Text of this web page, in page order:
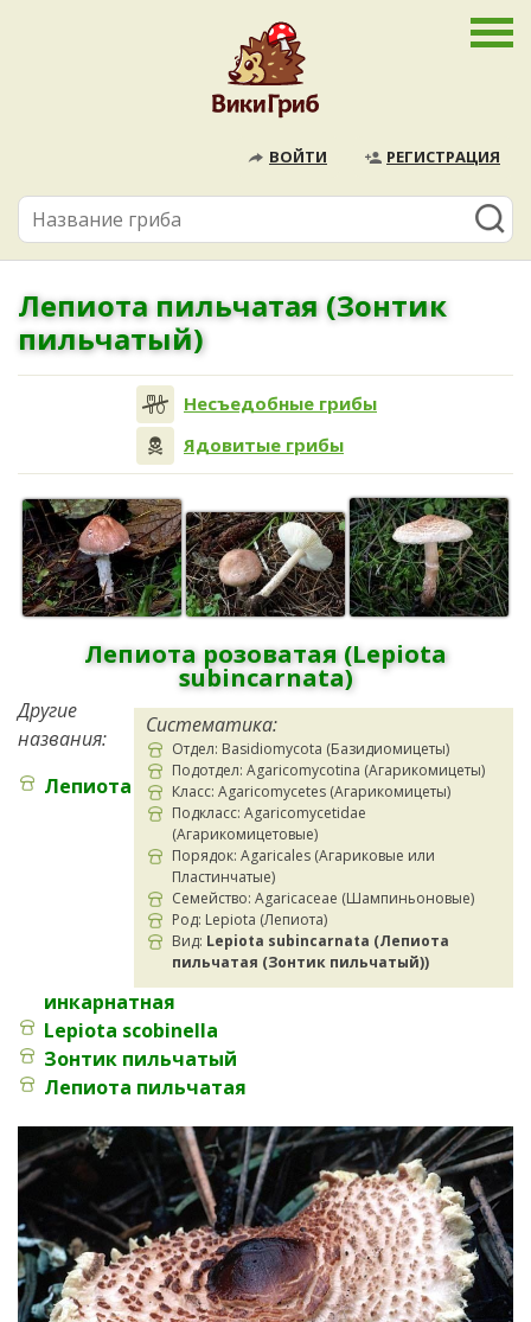
ВОЙТИ РЕГИСТРАЦИЯ
Лепиота пильчатая (Зонтик
пильчатый)
Несъедобные грибы
Ядовитые грибы
Лепиота розоватая (Lepiota
subincarnata)
Систематика:
Отдел: Basidiomycota (Базидиомицеты)
Подотдел: Agaricomycotina (Агарикомицеты)
Класс: Agaricomycetes (Агарикомицеты)
Подкласс: Agaricomycetidae
(Агарикомицетовые)
Порядок: Agaricales (Агариковые или
Пластинчатые)
Семейство: Agaricaceae (Шампиньоновые)
Род: Lepiota (Лепиота)
Вид: Lepiota subincarnata (Лепиота
пильчатая (Зонтик пильчатый))
Другие
названия:
Лепиота
инкарнатная
Lepiota scobinella
Зонтик пильчатый
Лепиота пильчатая